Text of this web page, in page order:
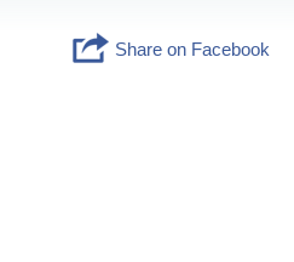
Share on Facebook